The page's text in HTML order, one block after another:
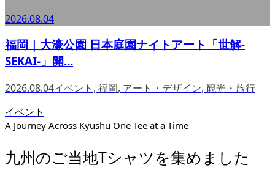
2026.08.04
福岡｜大濠公園 日本庭園ナイトアート「世解-
SEKAI-」開...
2026.08.04イベント , 福岡, アート・デザイン, 観光・旅行
イベント
A Journey Across Kyushu One Tee at a Time
九州のご当地Tシャツを集めました